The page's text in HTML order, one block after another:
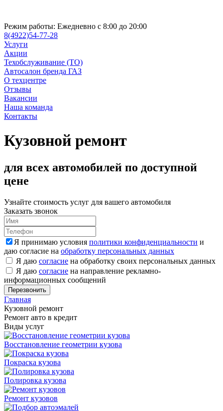
Режим работы: Ежедневно с 8:00 до 20:00
8(4922)54-77-28
Услуги
Акции
Техобслуживание (ТО)
Автосалон бренда ГАЗ
О техцентре
Отзывы
Вакансии
Наша команда
Контакты
Кузовной ремонт
для всех автомобилей по доступной
цене
Узнайте стоимость услуг для вашего автомобиля
Заказать звонок
Я принимаю условия политики конфиденциальности и
даю согласие на обработку персональных данных
Я даю согласие на обработку своих персональных данных
Я даю согласие на направление рекламно-
информационных сообщений
Главная
Кузовной ремонт
Ремонт авто в кредит
Виды услуг
Восстановление геометрии кузова
Покраска кузова
Полировка кузова
Ремонт кузовов